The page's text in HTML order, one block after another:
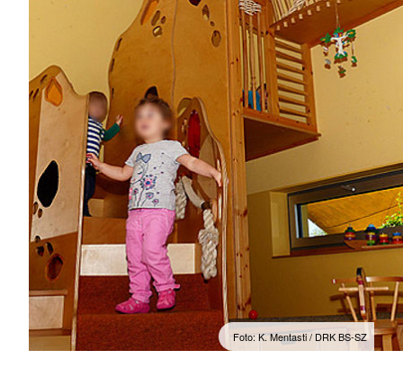
Foto: K. Mentasti / DRK BS-SZ